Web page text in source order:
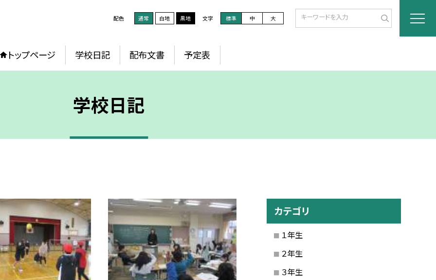
配色 通常 白地 黒地 文字 標準 中 大
トップページ 学校日記 配布文書 予定表
学校日記
カテゴリ
１年生
２年生
３年生